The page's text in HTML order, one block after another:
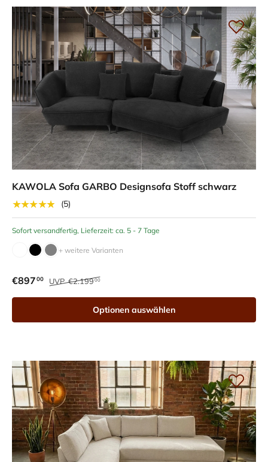
KAWOLA Sofa GARBO Designsofa Stoff schwarz
★★★★★
(5)
Sofort versandfertig, Lieferzeit: ca. 5 - 7 Tage
+ weitere Varianten
€89700 UVP€2.19900
Optionen auswählen